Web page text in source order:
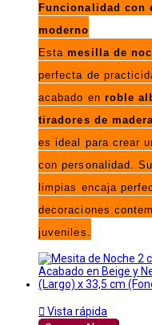
Funcionalidad con
moderno
Estamesilla de
perfecta de
acabado en roble
tiradores de madera
es ideal para crear
con personalidad.
limpias encaja
decoraciones
juveniles.
 Vista rápida